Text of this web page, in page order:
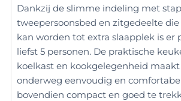
Dankzij de slimme indeling met
tweepersoonsbed en zitgedeelte
kan worden tot extra slaapplek is er
liefst 5 personen. De praktische
koelkast en kookgelegenheid
onderweg eenvoudig en
bovendien compact en goed te